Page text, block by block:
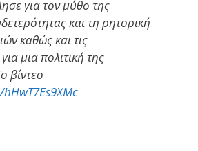
για τον μύθο της
και τη ρητορική
καθώς και τις
μια πολιτική της
βίντεο